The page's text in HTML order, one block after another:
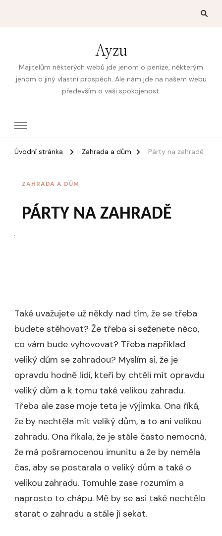
Ayzu
Majitelům některých webů jde jenom o peníze, některým
jenom o jiný vlastní prospěch. Ale nám jde na našem webu
především o vaši spokojenost.
Úvodní stránka Zahrada a dům Párty na zahradě
ZAHRADA A DŮM
PÁRTY NA ZAHRADĚ
Také uvažujete už někdy nad tím, že se třeba
budete stěhovat? Že třeba si seženete něco,
co vám bude vyhovovat? Třeba například
veliký dům se zahradou? Myslím si, že je
opravdu hodně lidí, kteří by chtěli mít opravdu
veliký dům a k tomu také velikou zahradu.
Třeba ale zase moje teta je výjimka. Ona říká,
že by nechtěla mít veliký dům, a to ani velikou
zahradu. Ona říkala, že je stále často nemocná,
že má pošramocenou imunitu a že by neměla
čas, aby se postarala o veliký dům a také o
velikou zahradu. Tomuhle zase rozumím a
naprosto to chápu. Mě by se asi také nechtělo
starat o zahradu a stále jí sekat.